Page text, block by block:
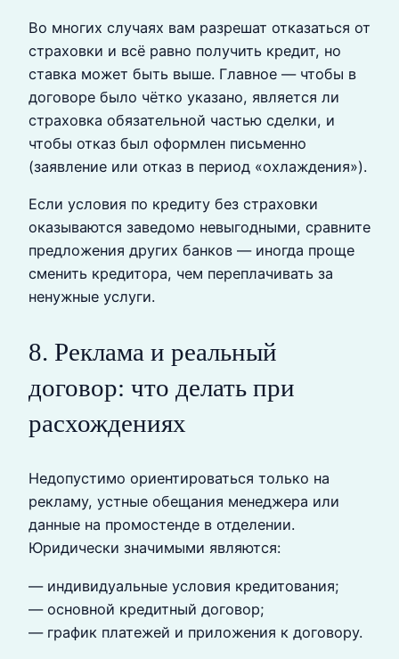
Во многих случаях вам разрешат отказаться от
страховки и всё равно получить кредит, но
ставка может быть выше. Главное — чтобы в
договоре было чётко указано, является ли
страховка обязательной частью сделки, и
чтобы отказ был оформлен письменно
(заявление или отказ в период «охлаждения»).
Если условия по кредиту без страховки
оказываются заведомо невыгодными, сравните
предложения других банков — иногда проще
сменить кредитора, чем переплачивать за
ненужные услуги.
8. Реклама и реальный
договор: что делать при
расхождениях
Недопустимо ориентироваться только на
рекламу, устные обещания менеджера или
данные на промостенде в отделении.
Юридически значимыми являются:
— индивидуальные условия кредитования;
— основной кредитный договор;
— график платежей и приложения к договору.